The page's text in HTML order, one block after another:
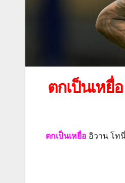
ตกเป็นเหยื่
ตกเป็นเหยื่อ อิวาน โท